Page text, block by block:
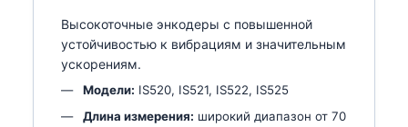
Высокоточные энкодеры с повышенной
устойчивостью к вибрациям и значительным
ускорениям.
Модели: IS520, IS521, IS522, IS525
Длина измерения: широкий диапазон от 70